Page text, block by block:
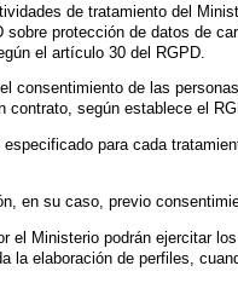
de tratamiento del
protección de datos de
el artículo 30 del RGPD.
consentimiento de las
contrato, según establece el
para cada
en su caso, previo
el Ministerio podrán ejercitar
la elaboración de perfiles,